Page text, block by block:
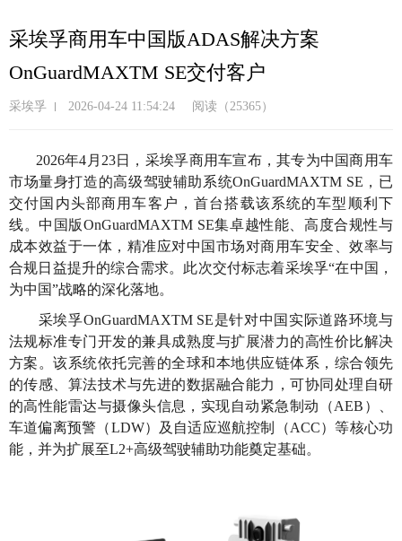
转
到
主
内
采埃孚商用车中国版ADAS解决方案
OnGuardMAXTM SE交付客户
采埃孚 2026-04-24 11:54:24 阅读（25365）
2026年4月23日，采埃孚商用车宣布，其专为中国商用车
市场量身打造的高级驾驶辅助系统OnGuardMAXTM SE，已
交付国内头部商用车客户，首台搭载该系统的车型顺利下
线。中国版OnGuardMAXTM SE集卓越性能、高度合规性与
成本效益于一体，精准应对中国市场对商用车安全、效率与
合规日益提升的综合需求。此次交付标志着采埃孚“在中国，
为中国”战略的深化落地。
采埃孚OnGuardMAXTM SE是针对中国实际道路环境与
法规标准专门开发的兼具成熟度与扩展潜力的高性价比解决
方案。该系统依托完善的全球和本地供应链体系，综合领先
的传感、算法技术与先进的数据融合能力，可协同处理自研
的高性能雷达与摄像头信息，实现自动紧急制动（AEB）、
车道偏离预警（LDW）及自适应巡航控制（ACC）等核心功
能，并为扩展至L2+高级驾驶辅助功能奠定基础。